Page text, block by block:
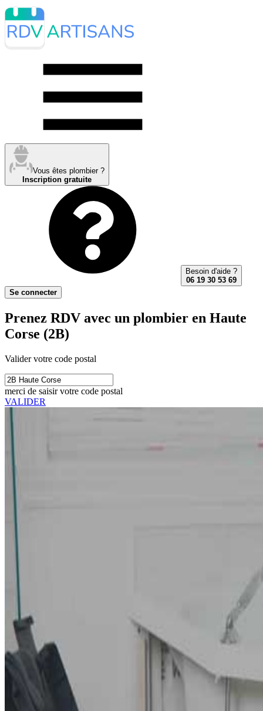
Vous êtes plombier ?
Inscription gratuite
Besoin d'aide ?
06 19 30 53 69
Se connecter
Prenez RDV avec un plombier en Haute
Corse (2B)
Valider votre code postal
merci de saisir votre code postal
VALIDER